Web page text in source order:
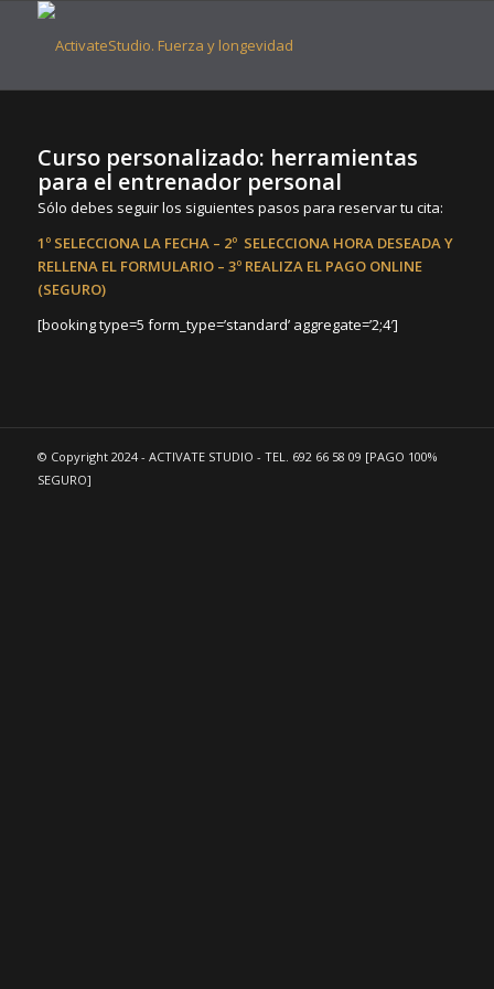
Curso personalizado: herramientas
para el entrenador personal
Sólo debes seguir los siguientes pasos para reservar tu cita:
1º SELECCIONA LA FECHA – 2º SELECCIONA HORA DESEADA Y
RELLENA EL FORMULARIO – 3º REALIZA EL PAGO ONLINE
(SEGURO)
[booking type=5 form_type=’standard’ aggregate=’2;4′]
© Copyright 2024 - ACTIVATE STUDIO - TEL. 692 66 58 09 [PAGO 100%
SEGURO]